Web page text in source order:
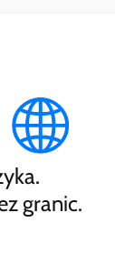
granic.